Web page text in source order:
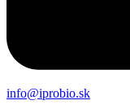
info@iprobio.sk